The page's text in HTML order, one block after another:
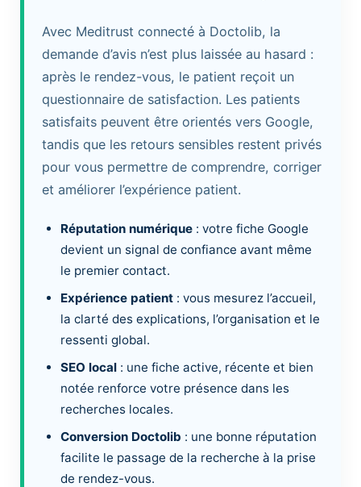
Avec Meditrust connecté à Doctolib, la
demande d’avis n’est plus laissée au hasard :
après le rendez-vous, le patient reçoit un
questionnaire de satisfaction. Les patients
satisfaits peuvent être orientés vers Google,
tandis que les retours sensibles restent privés
pour vous permettre de comprendre, corriger
et améliorer l’expérience patient.
Réputation numérique: votre fiche Google
devient un signal de confiance avant même
le premier contact.
Expérience patient: vous mesurez l’accueil,
la clarté des explications, l’organisation et le
ressenti global.
SEO local: une fiche active, récente et bien
notée renforce votre présence dans les
recherches locales.
Conversion Doctolib : une bonne réputation
facilite le passage de la recherche à la prise
de rendez-vous.